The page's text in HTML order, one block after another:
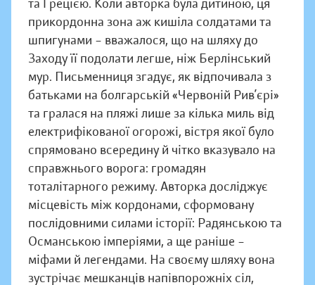
та Грецією. Коли авторка була дитиною, ця
прикордонна зона аж кишіла солдатами та
шпигунами – вважалося, що на шляху до
Заходу її подолати легше, ніж Берлінський
мур. Письменниця згадує, як відпочивала з
батьками на болгарській «Червоній Рив’єрі»
та гралася на пляжі лише за кілька миль від
електрифікованої огорожі, вістря якої було
спрямовано всередину й чітко вказувало на
справжнього ворога: громадян
тоталітарного режиму. Авторка досліджує
місцевість між кордонами, сформовану
послідовними силами історії: Радянською та
Османською імперіями, а ще раніше –
міфами й легендами. На своєму шляху вона
зустрічає мешканців напівпорожніх сіл,